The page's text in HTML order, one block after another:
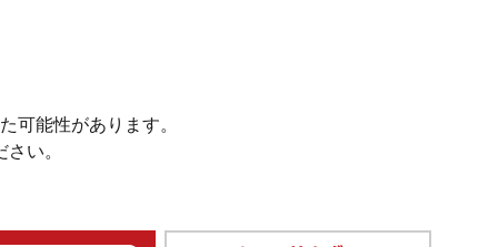
可能性があります。
い。